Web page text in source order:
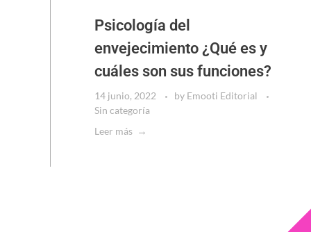
Psicología del
envejecimiento ¿Qué es y
cuáles son sus funciones?
14 junio, 2022 by Emooti Editorial
Sin categoría
Leer más